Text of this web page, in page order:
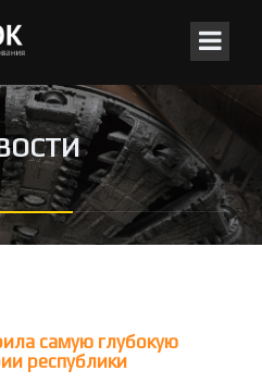
самую глубокую
республики